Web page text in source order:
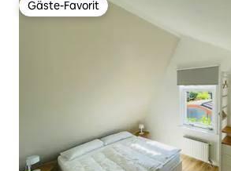
Gäste-Favorit
Gäste-Favorit